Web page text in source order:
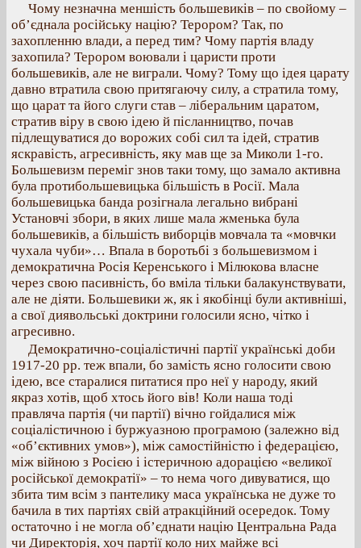
Чому незначна меншість большевиків – по свойому –
об’єднала російську націю? Терором? Так, по
захопленню влади, а перед тим? Чому партія владу
захопила? Терором воювали і царисти проти
большевиків, але не виграли. Чому? Тому що ідея царату
давно втратила свою притягаючу силу, а стратила тому,
що царат та його слуги став – ліберальним царатом,
стратив віру в свою ідею й післанництво, почав
підлещуватися до ворожих собі сил та ідей, стратив
яскравість, агресивність, яку мав ще за Миколи 1-го.
Большевизм переміг знов таки тому, що замало активна
була протибольшевицька більшість в Росії. Мала
большевицька банда розігнала легально вибрані
Установчі збори, в яких лише мала жменька була
большевиків, а більшість виборців мовчала та «мовчки
чухала чуби»… Впала в боротьбі з большевизмом і
демократична Росія Керенського і Мілюкова власне
через свою пасивність, бо вміла тільки балакунствувати,
але не діяти. Большевики ж, як і якобінці були активніші,
а свої диявольські доктрини голосили ясно, чітко і
агресивно.
Демократично-соціалістичні партії українські доби
1917-20 pp. теж впали, бо замість ясно голосити свою
ідею, все старалися питатися про неї у народу, який
якраз хотів, щоб хтось його вів! Коли наша тоді
правляча партія (чи партії) вічно гойдалися між
соціалістичною і буржуазною програмою (залежно від
«об’єктивних умов»), між самостійністю і федерацією,
між війною з Росією і істеричною адорацією «великої
російської демократії» – то нема чого дивуватися, що
збита тим всім з пантелику маса українська не дуже то
бачила в тих партіях свій атракційний осередок. Тому
остаточно і не могла об’єднати націю Центральна Рада
чи Директорія, хоч партії коло них майже всі